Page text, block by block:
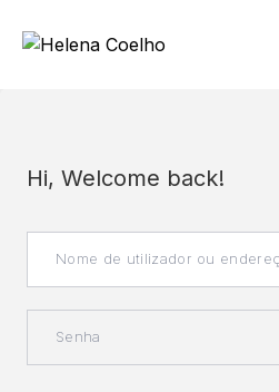
Hi, Welcome back!